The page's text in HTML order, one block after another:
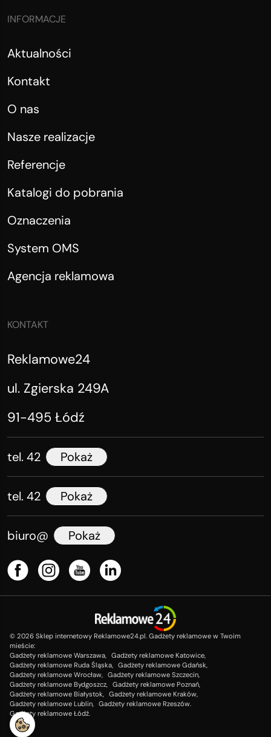
INFORMACJE
Aktualności
Kontakt
O nas
Nasze realizacje
Referencje
Katalogi do pobrania
Oznaczenia
System OMS
Agencja reklamowa
KONTAKT
Reklamowe24
ul. Zgierska 249A
91-495 Łódź
tel. 42 Pokaż
tel. 42 Pokaż
biuro@ Pokaż
© 2026 Sklep internetowy Reklamowe24.pl. Gadżety reklamowe w Twoim
mieście:
Gadżety reklamowe Warszawa, Gadżety reklamowe Katowice,
Gadżety reklamowe Ruda Śląska, Gadżety reklamowe Gdańsk,
Gadżety reklamowe Wrocław, Gadżety reklamowe Szczecin,
Gadżety reklamowe Bydgoszcz, Gadżety reklamowe Poznań,
Gadżety reklamowe Białystok, Gadżety reklamowe Kraków,
Gadżety reklamowe Lublin, Gadżety reklamowe Rzeszów.
Gadżety reklamowe Łódź.